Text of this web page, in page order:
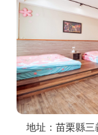
討論區
聯絡我們
APP下載
地址：苗栗縣三